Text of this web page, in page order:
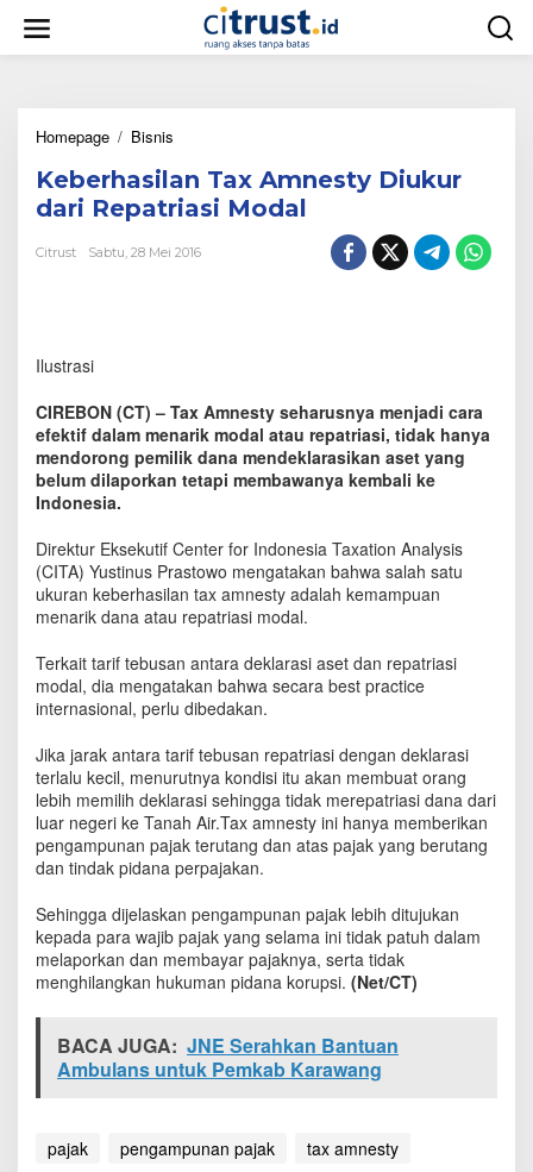
w
Homepage / Bisnis
b
e
h
a
a
x
A
m
s
t
y
D
i
k
u
r
a
r
i
R
e
p
a
t
r
a
s
o
d
Keberhasilan Tax Amnesty Diukur
dari Repatriasi Modal
Citrust Sabtu, 28 Mei 2016
Ilustrasi
CIREBON (CT) – Tax Amnesty seharusnya menjadi cara
efektif dalam menarik modal atau repatriasi, tidak hanya
mendorong pemilik dana mendeklarasikan aset yang
belum dilaporkan tetapi membawanya kembali ke
Indonesia.
Direktur Eksekutif Center for Indonesia Taxation Analysis
(CITA) Yustinus Prastowo mengatakan bahwa salah satu
ukuran keberhasilan tax amnesty adalah kemampuan
menarik dana atau repatriasi modal.
Terkait tarif tebusan antara deklarasi aset dan repatriasi
modal, dia mengatakan bahwa secara best practice
internasional, perlu dibedakan.
Jika jarak antara tarif tebusan repatriasi dengan deklarasi
terlalu kecil, menurutnya kondisi itu akan membuat orang
lebih memilih deklarasi sehingga tidak merepatriasi dana dari
luar negeri ke Tanah Air.Tax amnesty ini hanya memberikan
pengampunan pajak terutang dan atas pajak yang berutang
dan tindak pidana perpajakan.
Sehingga dijelaskan pengampunan pajak lebih ditujukan
kepada para wajib pajak yang selama ini tidak patuh dalam
melaporkan dan membayar pajaknya, serta tidak
menghilangkan hukuman pidana korupsi. (Net/CT)
BACA JUGA: JNE Serahkan Bantuan
Ambulans untuk Pemkab Karawang
pajak pengampunan pajak tax amnesty